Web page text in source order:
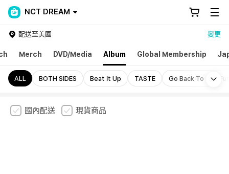
NCT DREAM
配送至美國 變更
Merch DVD/Media Album Global Membership
ALL BOTH SIDES Beat It Up TASTE Go Back To The
國內配送 現貨商品